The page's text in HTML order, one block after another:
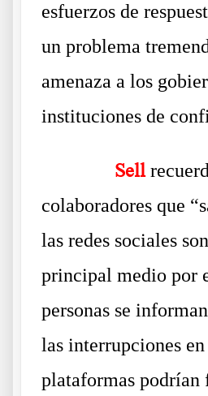
esfuerzos de
un problema
amenaza a los
instituciones de
Sell
colaboradores que
las redes sociales
principal medio por
personas se
las interrupciones en
plataformas podrían